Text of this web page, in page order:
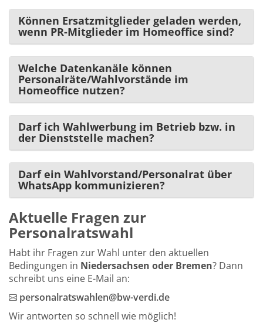
Können Ersatzmitglieder geladen werden,
wenn PR-Mitglieder im Homeoffice sind?
Welche Datenkanäle können
Personalräte/Wahlvorstände im
Homeoffice nutzen?
Darf ich Wahlwerbung im Betrieb bzw. in
der Dienststelle machen?
Darf ein Wahlvorstand/Personalrat über
WhatsApp kommunizieren?
Aktuelle Fragen zur
Personalratswahl
Habt ihr Fragen zur Wahl unter den aktuellen
Bedingungen in Niedersachsen oder Bremen? Dann
schreibt uns eine E-Mail an:
personalratswahlen@bw-verdi.de
Wir antworten so schnell wie möglich!